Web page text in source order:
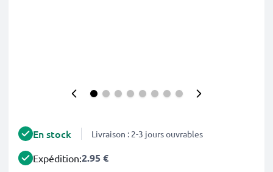
En stock Livraison : 2-3 jours ouvrables
Expédition:2.95 €